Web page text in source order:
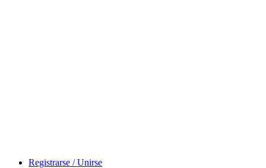
Registrarse / Unirse